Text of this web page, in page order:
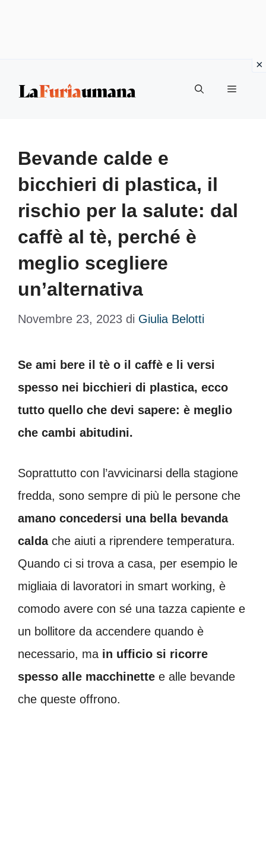
Menu
Bevande calde e
bicchieri di plastica, il
rischio per la salute: dal
caffè al tè, perché è
meglio scegliere
un’alternativa
Novembre 23, 2023 di Giulia Belotti
Se ami bere il tè o il caffè e li versi
spesso nei bicchieri di plastica, ecco
tutto quello che devi sapere: è meglio
che cambi abitudini.
Soprattutto con l’avvicinarsi della stagione
fredda, sono sempre di più le persone che
amano concedersi una bella bevanda
caldache aiuti a riprendere temperatura.
Quando ci si trova a casa, per esempio le
migliaia di lavoratori in smart working, è
comodo avere con sé una tazza capiente e
un bollitore da accendere quando è
necessario, ma in ufficio si ricorre
spesso alle macchinette e alle bevande
che queste offrono.